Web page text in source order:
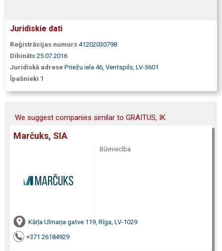
Juridiskie dati
Reģistrācijas numurs 41202030798
Dibināts 25.07.2016
Juridiskā adrese Priežu iela 46, Ventspils, LV-3601
Īpašnieki 1
We suggest companies similar to GRAITUS, IK
Marčuks, SIA
Būvniecība
Kārļa Ulmaņa gatve 119, Rīga, LV-1029
+371 26184929